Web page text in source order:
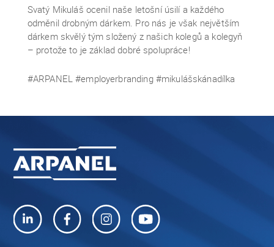
Svatý Mikuláš ocenil naše letošní úsilí a každého
odměnil drobným dárkem. Pro nás je však největším
dárkem skvělý tým složený z našich kolegů a kolegyň
– protože to je základ dobré spolupráce!
#ARPANEL #employerbranding #mikulášskánadílka